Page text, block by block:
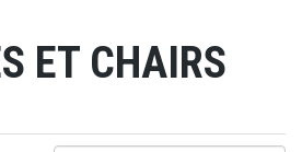
ET CHAIRS